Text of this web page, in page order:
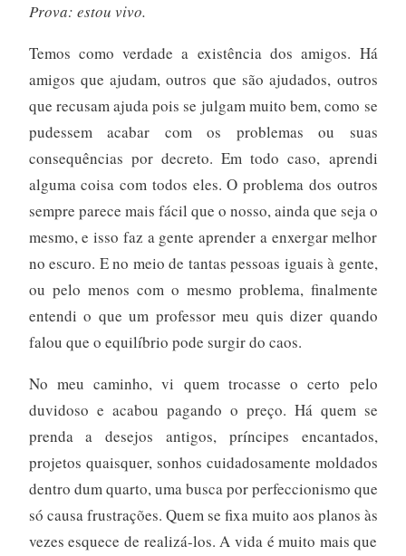
Prova: estou vivo.
Temos como verdade a existência dos amigos. Há
amigos que ajudam, outros que são ajudados, outros
que recusam ajuda pois se julgam muito bem, como se
pudessem acabar com os problemas ou suas
consequências por decreto. Em todo caso, aprendi
alguma coisa com todos eles. O problema dos outros
sempre parece mais fácil que o nosso, ainda que seja o
mesmo, e isso faz a gente aprender a enxergar melhor
no escuro. E no meio de tantas pessoas iguais à gente,
ou pelo menos com o mesmo problema, finalmente
entendi o que um professor meu quis dizer quando
falou que o equilíbrio pode surgir do caos.
No meu caminho, vi quem trocasse o certo pelo
duvidoso e acabou pagando o preço. Há quem se
prenda a desejos antigos, príncipes encantados,
projetos quaisquer, sonhos cuidadosamente moldados
dentro dum quarto, uma busca por perfeccionismo que
só causa frustrações. Quem se fixa muito aos planos às
vezes esquece de realizá-los. A vida é muito mais que